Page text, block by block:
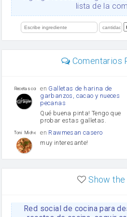
Levadura
limón
lista de la
Comentarios
Recetas con sazon
en Galletas de harina de
garbanzos, cacao y nueces
pecanas
Qué buena pinta! Tengo que
probar estas galletas.
Toni Michel Caubet
en Rawmesan casero
muy interesante!
enLasaña casera fácil y
HOJALDROSA TV
enGachas de la abuela
Show
Red social de cocina para